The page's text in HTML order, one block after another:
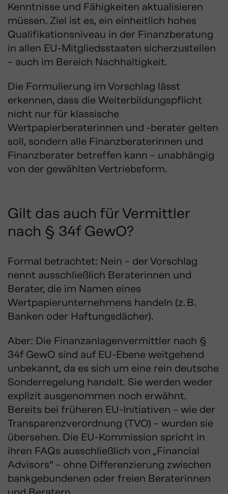
Kenntnisse und Fähigkeiten aktualisieren
müssen. Ziel ist es, ein einheitlich hohes
Qualifikationsniveau in der Finanzberatung
in allen EU-Mitgliedsstaaten sicherzustellen
– auch im Bereich Nachhaltigkeit.
Die Formulierung im Vorschlag lässt
erkennen, dass die Weiterbildungspflicht
nicht nur für klassische
Wertpapierberaterinnen und -berater gelten
soll, sondern alle Finanzberaterinnen und
Finanzberater betreffen kann – unabhängig
von der gewählten Vertriebsform.
Gilt das auch für Vermittler
nach § 34f GewO?
Formal betrachtet: Nein – der Vorschlag
nennt ausschließlich Beraterinnen und
Berater, die im Namen eines
Wertpapierunternehmens handeln (z. B.
Banken oder Haftungsdächer).
Aber: Die Finanzanlagenvermittler nach §
34f GewO sind auf EU-Ebene weitgehend
unbekannt, da es sich um eine rein deutsche
Sonderregelung handelt. Sie werden weder
explizit ausgenommen noch erwähnt.
Bereits bei früheren EU-Initiativen – wie der
Transparenzverordnung (TVO) – wurden sie
übersehen. Die EU-Kommission spricht in
ihren FAQs ausschließlich von „Financial
Advisors“ – ohne Differenzierung zwischen
bankgebundenen oder freien Beraterinnen